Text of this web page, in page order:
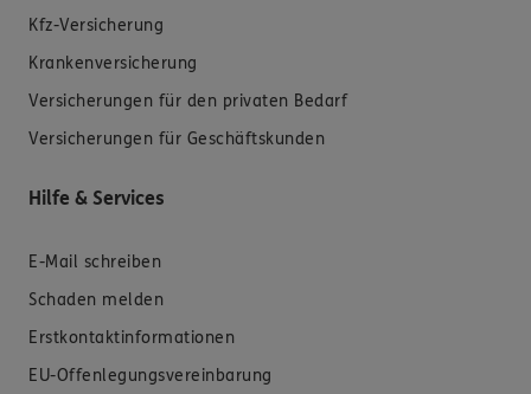
Kfz-Versicherung
Krankenversicherung
Versicherungen für den privaten Bedarf
Versicherungen für Geschäftskunden
Hilfe & Services
E-Mail schreiben
Schaden melden
Erstkontaktinformationen
EU-Offenlegungsvereinbarung